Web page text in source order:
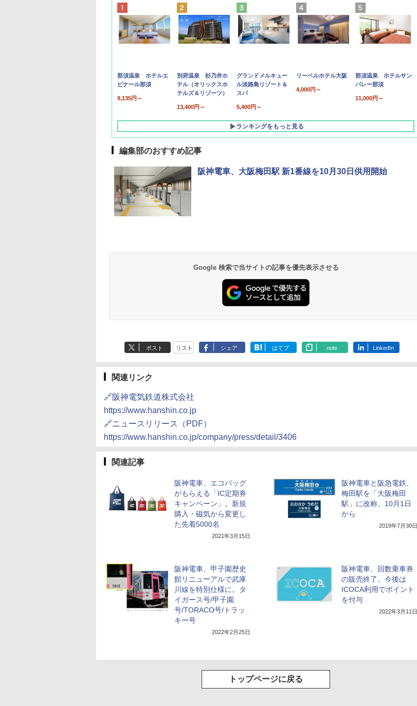
那須温泉 ホテルエ
ピナール那須
9,135円～
別府温泉 杉乃井ホ
テル（オリックスホ
テルズ＆リゾーツ）
13,400円～
グランドメルキュー
ル淡路島リゾート＆
スパ
5,400円～
リーベルホテル大阪
4,000円～
那須温泉 ホテルサン
バレー那須
11,000円～
ランキングをもっと見る
10,450円～
19,541円～
7,950円～
5,758円～
編集部のおすすめ記事
阪神電車、大阪梅田駅 新1番線を10月30日供用開始
Google 検索で当サイトの記事を優先表示させる
ポスト リスト シェア はてブ note LinkedIn
関連リンク
🔗阪神電気鉄道株式会社
https://www.hanshin.co.jp
🔗ニュースリリース（PDF）
https://www.hanshin.co.jp/company/press/detail/3406
関連記事
阪神電車、エコバッグ
がもらえる「IC定期券
キャンペーン」。新規
購入・磁気から変更し
た先着5000名
2021年3月15日
阪神電車と阪急電鉄、
梅田駅を「大阪梅田
駅」に改称。10月1日
から
2019年7月30日
阪神電車、甲子園歴史
館リニューアルで武庫
川線を特別仕様に。タ
イガース号/甲子園
号/TORACO号/トラッ
キー号
2022年2月25日
阪神電車、回数乗車券
の販売終了。今後は
ICOCA利用でポイント
を付与
2022年3月11日
トップページに戻る